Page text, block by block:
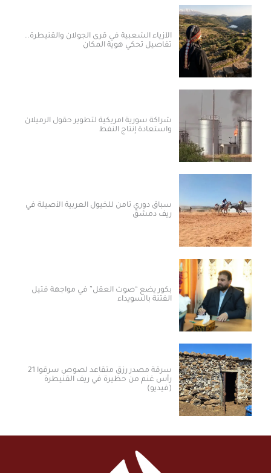
الأزياء الشعبية في قرى الجولان والقنيطرة..
تفاصيل تحكي هوية المكان
شراكة سورية أمريكية لتطوير حقول الرميلان
واستعادة إنتاج النفط
سباق دوري ثامن للخيول العربية الأصيلة في
ريف دمشق
بكور يضع “صوت العقل” في مواجهة فتيل
الفتنة بالسويداء
سرقة مصدر رزق متقاعد لصوص سرقوا 21
رأس غنم من حظيرة في ريف القنيطرة
(فيديو)